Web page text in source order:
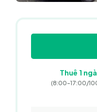
Thuê 1
(8:00-17:00/